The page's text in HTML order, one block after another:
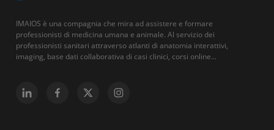
IMAIOS è una compagnia che mira ad assistere e formare
professionisti di medicina umana e animale. Al servizio dei
professionisti sanitari attraverso atlanti di anatomia interattivi,
imaging, base dati collaborativa di casi clinici, corsi online...